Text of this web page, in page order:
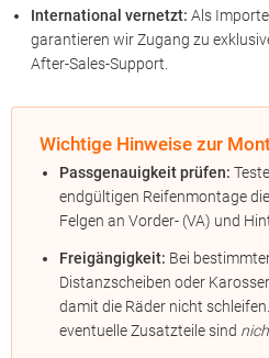
International vernetzt: Als
garantieren wir Zugang zu
After-Sales-Support.
Wichtige Hinweise zur
Passgenauigkeit prüfen:
endgültigen Reifenmontage
Felgen an Vorder- (VA) und
Freigängigkeit: Bei
Distanzscheiben oder
damit die Räder nicht
eventuelle Zusatzteile sind